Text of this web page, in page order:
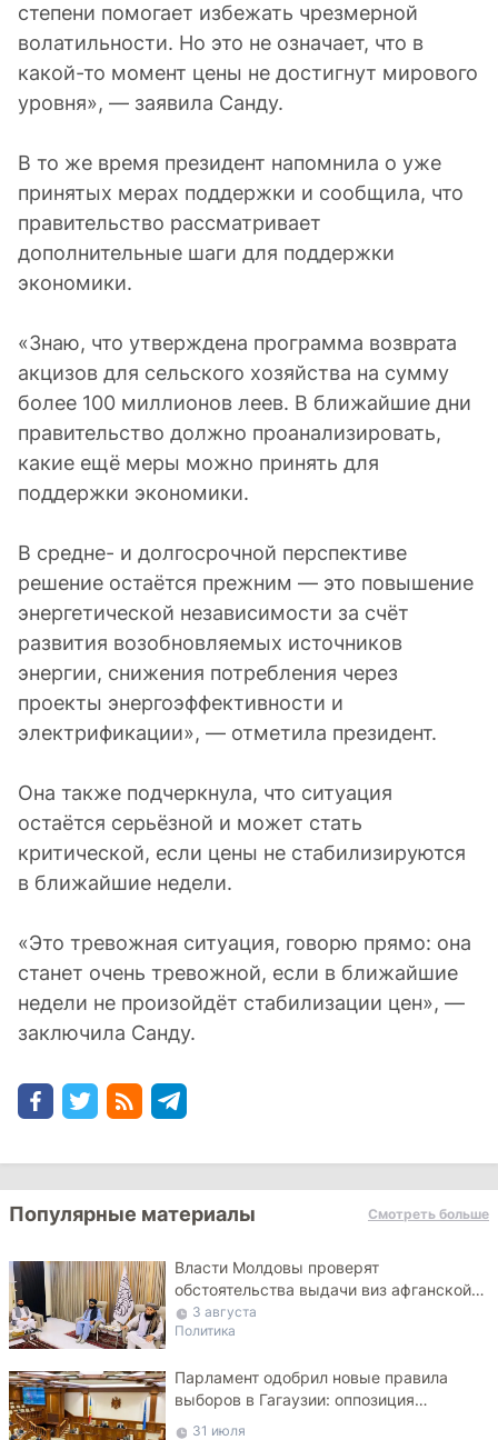
степени помогает избежать чрезмерной
волатильности. Но это не означает, что в
какой-то момент цены не достигнут мирового
уровня», — заявила Санду.
В то же время президент напомнила о уже
принятых мерах поддержки и сообщила, что
правительство рассматривает
дополнительные шаги для поддержки
экономики.
«Знаю, что утверждена программа возврата
акцизов для сельского хозяйства на сумму
более 100 миллионов леев. В ближайшие дни
правительство должно проанализировать,
какие ещё меры можно принять для
поддержки экономики.
В средне- и долгосрочной перспективе
решение остаётся прежним — это повышение
энергетической независимости за счёт
развития возобновляемых источников
энергии, снижения потребления через
проекты энергоэффективности и
электрификации», — отметила президент.
Она также подчеркнула, что ситуация
остаётся серьёзной и может стать
критической, если цены не стабилизируются
в ближайшие недели.
«Это тревожная ситуация, говорю прямо: она
станет очень тревожной, если в ближайшие
недели не произойдёт стабилизации цен», —
заключила Санду.
Популярные материалы Смотреть больше
Власти Молдовы проверят
обстоятельства выдачи виз афганской
делегации
3 августа
Политика
Парламент одобрил новые правила
выборов в Гагаузии: оппозиция
критикует законопроект
31 июля